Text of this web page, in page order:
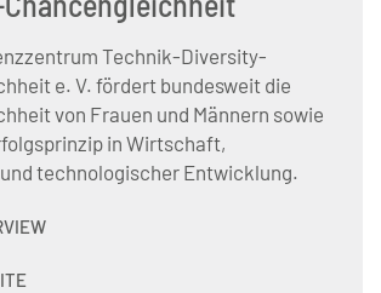
Technik-Diversity-
e. V. fördert bundesweit die
von Frauen und Männern sowie
in Wirtschaft,
technologischer Entwicklung.